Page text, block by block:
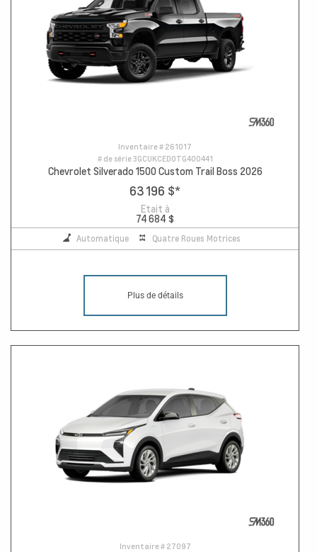
Inventaire # 261017
# de série3GCUKCED0TG400441
Chevrolet Silverado 1500 Custom Trail Boss 2026
63 196 $*
Etait à
74 684 $
Automatique Quatre Roues Motrices
Plus de détails
Inventaire # 27097